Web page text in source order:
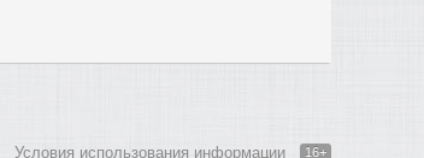
Условия использования информации 16+